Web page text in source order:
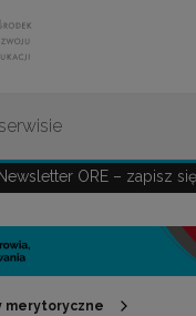
Newsletter ORE – zapisz
merytoryczne